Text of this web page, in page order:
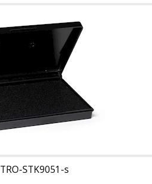
TRO-STK9051-s